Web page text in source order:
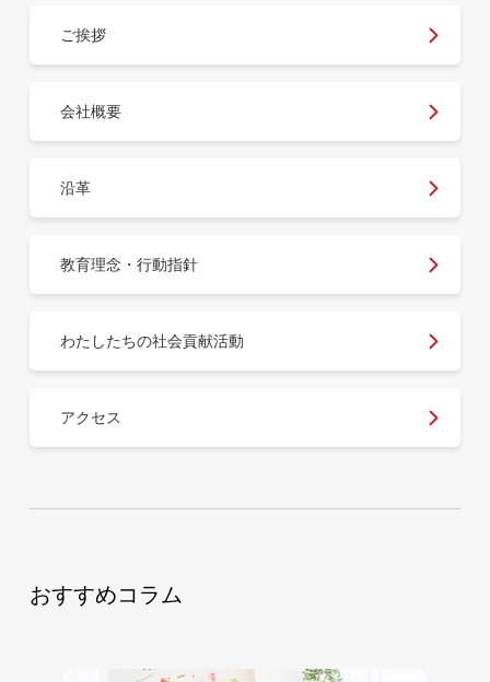
ご挨拶
会社概要
沿革
教育理念・行動指針
わたしたちの社会貢献活動
アクセス
おすすめコラム